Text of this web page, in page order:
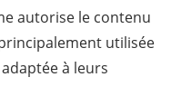
autorise le contenu
utilisée
à leurs